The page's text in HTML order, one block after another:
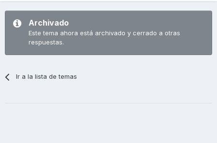
Archivado
Este tema ahora está archivado y cerrado a otras
respuestas.
Ir a la lista de temas